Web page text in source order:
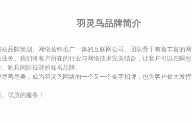
羽灵鸟品牌简介
品牌策划、网络营销推广一体的互联网公司。团队骨干有着丰富的
务。我们将客户所在的行业与网络技术完美结合，让客户可以在瞬
独具国际视野的知名品牌。
善尽美，成为羽灵鸟网络的一个又一个金字招牌，也为客户最大发挥
优质的服务！